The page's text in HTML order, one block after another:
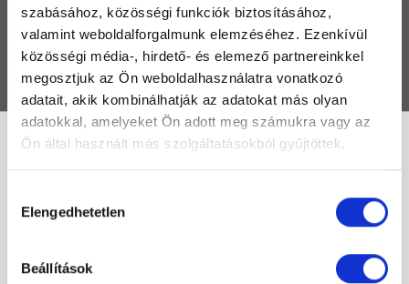
szabásához, közösségi funkciók biztosításához,
valamint weboldalforgalmunk elemzéséhez. Ezenkívül
közösségi média-, hirdető- és elemező partnereinkkel
megosztjuk az Ön weboldalhasználatra vonatkozó
adatait, akik kombinálhatják az adatokat más olyan
adatokkal, amelyeket Ön adott meg számukra vagy az
Ön által használt más szolgáltatásokból gyűjtöttek.
kiválasztása
Elengedhetetlen
Beállítások
MÁRKÁK
GYIK
KAPCSOLAT